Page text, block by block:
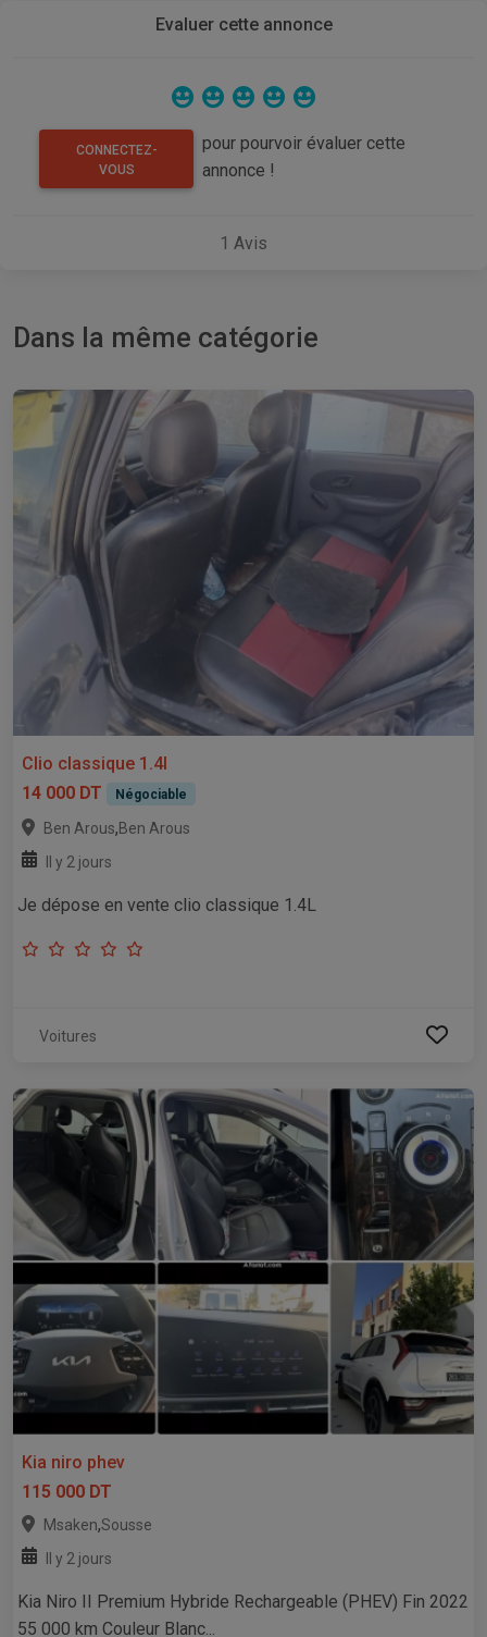
Evaluer cette annonce
CONNECTEZ-
VOUS
pour pourvoir évaluer cette
annonce !
1 Avis
Dans la même catégorie
Clio classique 1.4l
14 000 DT
Négociable
Ben Arous,Ben Arous
Il y 2 jours
Je dépose en vente clio classique 1.4L
Voitures
Kia niro phev
115 000 DT
Msaken,Sousse
Il y 2 jours
Kia Niro II Premium Hybride Rechargeable (PHEV) Fin 2022
55 000 km Couleur Blanc...